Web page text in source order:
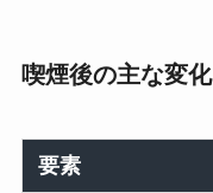
喫煙後の主な変化
要素